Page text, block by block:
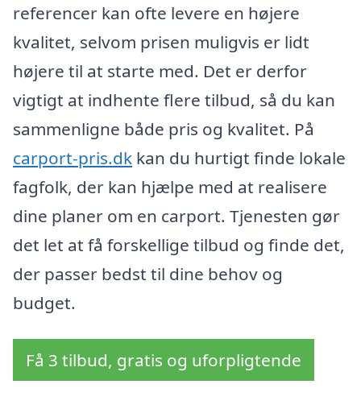
referencer kan ofte levere en højere
kvalitet, selvom prisen muligvis er lidt
højere til at starte med. Det er derfor
vigtigt at indhente flere tilbud, så du kan
sammenligne både pris og kvalitet. På
carport-pris.dk kan du hurtigt finde lokale
fagfolk, der kan hjælpe med at realisere
dine planer om en carport. Tjenesten gør
det let at få forskellige tilbud og finde det,
der passer bedst til dine behov og
budget.
Få 3 tilbud, gratis og uforpligtende